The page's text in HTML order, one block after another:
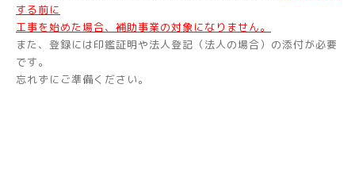
する前に
工事を始めた場合、補助事業の対象になりません。
また、登録には印鑑証明や法人登記（法人の場合）の添付が必要
です。
忘れずにご準備ください。